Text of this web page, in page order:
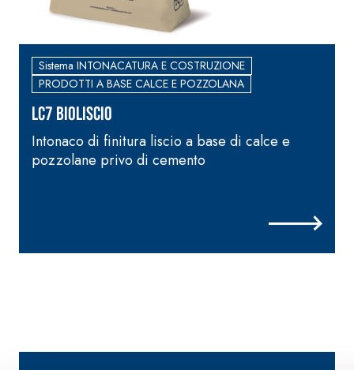
Sistema INTONACATURA E COSTRUZIONE
PRODOTTI A BASE CALCE E POZZOLANA
LC7 BIOLISCIO
Intonaco di finitura liscio a base di calce e
pozzolane privo di cemento